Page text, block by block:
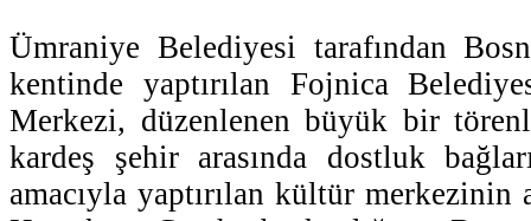
Ümraniye Belediyesi tarafından
kentinde yaptırılan Fojnica
Merkezi, düzenlenen büyük bir
kardeş şehir arasında dostluk
amacıyla yaptırılan kültür merkezinin